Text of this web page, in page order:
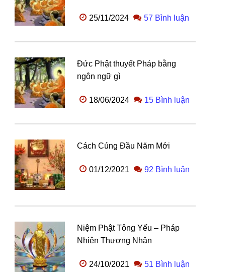
25/11/2024 57 Bình luận
Đức Phật thuyết Pháp bằng
ngôn ngữ gì
18/06/2024 15 Bình luận
Cách Cúng Đầu Năm Mới
01/12/2021 92 Bình luận
Niệm Phật Tông Yếu – Pháp
Nhiên Thượng Nhân
24/10/2021 51 Bình luận